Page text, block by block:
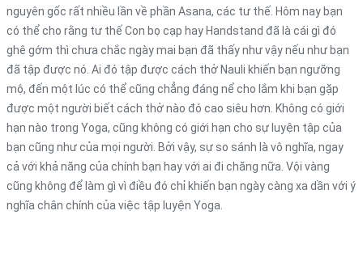
nguyên gốc rất nhiều lần về phần Asana, các tư thế. Hôm nay bạn
có thể cho rằng tư thế Con bọ cạp hay Handstand đã là cái gì đó
ghê gớm thì chưa chắc ngày mai bạn đã thấy như vậy nếu như bạn
đã tập được nó. Ai đó tập được cách thở Nauli khiến bạn ngưỡng
mộ, đến một lúc có thể cũng chẳng đáng nể cho lắm khi bạn gặp
được một người biết cách thở nào đó cao siêu hơn. Không có giới
hạn nào trong Yoga, cũng không có giới hạn cho sự luyện tập của
bạn cũng như của mọi người. Bởi vậy, sự so sánh là vô nghĩa, ngay
cả với khả năng của chính bạn hay với ai đi chăng nữa. Vội vàng
cũng không để làm gì vì điều đó chỉ khiến bạn ngày càng xa dần với ý
nghĩa chân chính của việc tập luyện Yoga.